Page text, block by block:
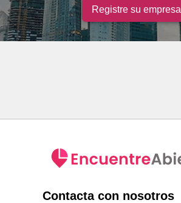
Registre su empresa
Contacta con nosotros